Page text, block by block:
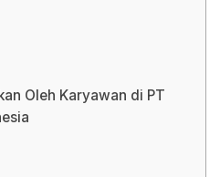
Oleh Karyawan di PT